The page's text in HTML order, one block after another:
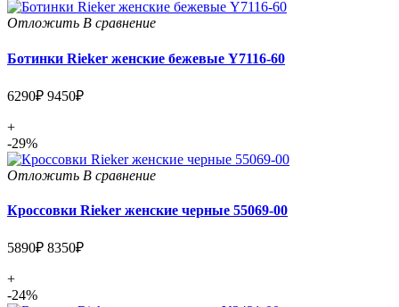
Отложить В сравнение
Ботинки Rieker женские бежевые Y7116-60
6290₽ 9450₽
+
-29%
Отложить В сравнение
Кроссовки Rieker женские черные 55069-00
5890₽ 8350₽
+
-24%